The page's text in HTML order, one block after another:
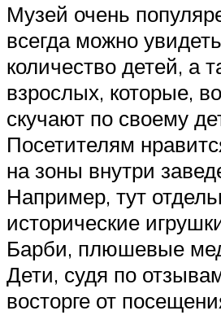
Музей очень
всегда можно
количество детей, а
взрослых, которые,
скучают по своему
Посетителям
на зоны внутри
Например, тут
исторические
Барби, плюшевые
Дети, судя по
восторге от